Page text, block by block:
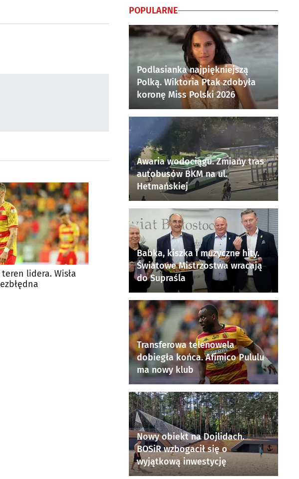
lidera. Wisła
POPULARNE
Podlasianka najpiękniejszą
Polką. Wiktoria Ptak zdobyła
koronę Miss Polski 2026
Awaria wodociągu. Zmiany tras
autobusów BKM na ul.
Hetmańskiej
Babka, kiszka i muzyczne hity.
Światowe Mistrzostwa wracają
do Supraśla
Transferowa telenowela
dobiegła końca. Afimico Pululu
ma nowy klub
Nowy obiekt na Dojlidach.
BOSiR wzbogacił się o
wyjątkową inwestycję